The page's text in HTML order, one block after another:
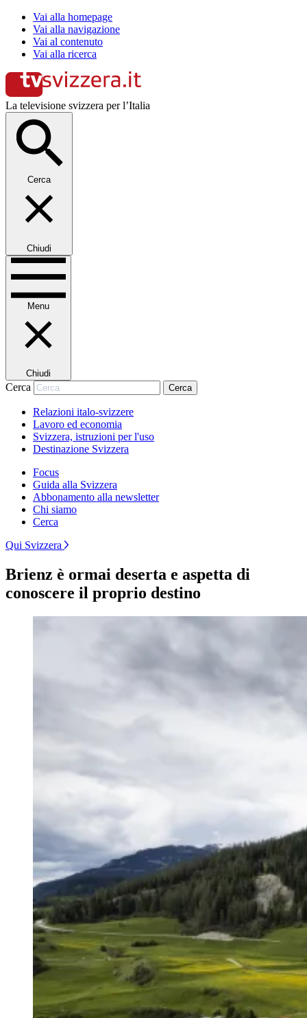
Vai alla homepage
Vai alla navigazione
Vai al contenuto
Vai alla ricerca
La televisione svizzera per l’Italia
Cerca
Chiudi
Menu
Chiudi
Cerca Cerca
Relazioni italo-svizzere
Lavoro ed economia
Svizzera, istruzioni per l'uso
Destinazione Svizzera
Focus
Guida alla Svizzera
Abbonamento alla newsletter
Chi siamo
Cerca
Qui Svizzera
Brienz è ormai deserta e aspetta di
conoscere il proprio destino